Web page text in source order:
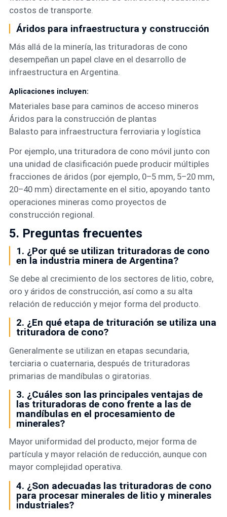
costos de transporte.
Áridos para infraestructura y construcción
Más allá de la minería, las trituradoras de cono
desempeñan un papel clave en el desarrollo de
infraestructura en Argentina.
Aplicaciones incluyen:
Materiales base para caminos de acceso mineros
Áridos para la construcción de plantas
Balasto para infraestructura ferroviaria y logística
Por ejemplo, una trituradora de cono móvil junto con
una unidad de clasificación puede producir múltiples
fracciones de áridos (por ejemplo, 0–5 mm, 5–20 mm,
20–40 mm) directamente en el sitio, apoyando tanto
operaciones mineras como proyectos de
construcción regional.
5. Preguntas frecuentes
1. ¿Por qué se utilizan trituradoras de cono
en la industria minera de Argentina?
Se debe al crecimiento de los sectores de litio, cobre,
oro y áridos de construcción, así como a su alta
relación de reducción y mejor forma del producto.
2. ¿En qué etapa de trituración se utiliza una
trituradora de cono?
Generalmente se utilizan en etapas secundaria,
terciaria o cuaternaria, después de trituradoras
primarias de mandíbulas o giratorias.
3. ¿Cuáles son las principales ventajas de
las trituradoras de cono frente a las de
mandíbulas en el procesamiento de
minerales?
Mayor uniformidad del producto, mejor forma de
partícula y mayor relación de reducción, aunque con
mayor complejidad operativa.
4. ¿Son adecuadas las trituradoras de cono
para procesar minerales de litio y minerales
industriales?